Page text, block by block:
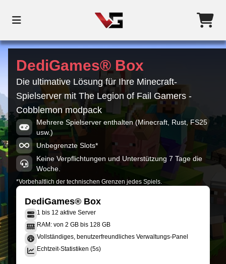
DediGames® Box
Die ultimative Lösung für Ihre Minecraft-
Spielserver mit The Legion of Fail Gamers -
Cobblemon modpack
Mehrere Spielserver enthalten (Minecraft, Rust, FS25
usw.)
Unbegrenzte Slots*
Keine Verpflichtungen und Unterstützung 7 Tage die
Woche.
*Vorbehaltlich der technischen Grenzen jedes Spiels.
DediGames® Box
1 bis 12 aktive Server
RAM: von 2 GB bis 128 GB
Vollständiges, benutzerfreundliches Verwaltungs-Panel
Echtzeit-Statistiken (5s)